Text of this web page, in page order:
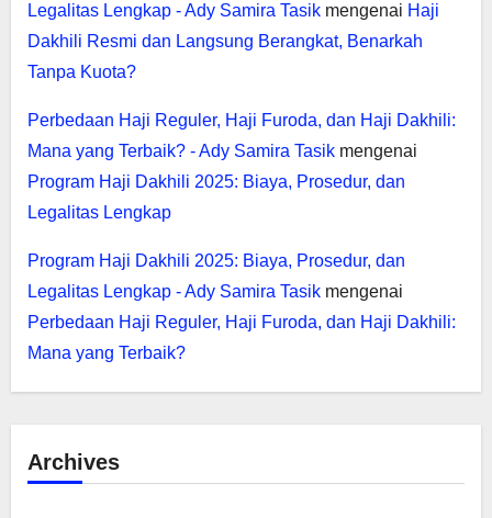
Legalitas Lengkap - Ady Samira Tasikmengenai Haji
Dakhili Resmi dan Langsung Berangkat, Benarkah
Tanpa Kuota?
Perbedaan Haji Reguler, Haji Furoda, dan Haji Dakhili:
Mana yang Terbaik? - Ady Samira Tasikmengenai
Program Haji Dakhili 2025: Biaya, Prosedur, dan
Legalitas Lengkap
Program Haji Dakhili 2025: Biaya, Prosedur, dan
Legalitas Lengkap - Ady Samira Tasikmengenai
Perbedaan Haji Reguler, Haji Furoda, dan Haji Dakhili:
Mana yang Terbaik?
Archives